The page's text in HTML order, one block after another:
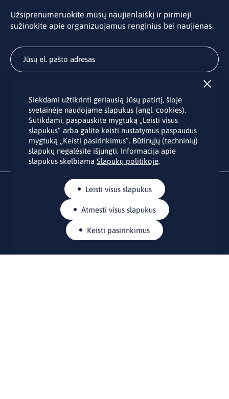
Užsiprenumeruokite mūsų naujienlaiškį ir pirmieji
sužinokite apie organizuojamus renginius bei naujienas.
Užsakydami LINO biuro naujienlaiškį Jūs sutinkate su Jūsų
asmens duomenų tvarkymu pateiktu “Privatumo politikoje
Siekdami užtikrinti geriausią Jūsų patirtį, šioje
svetainėje naudojame slapukus (angl. cookies).
Sutikdami, paspauskite mygtuką „Leisti visus
slapukus“ arba galite keisti nustatymus paspaudus
mygtuką „Keisti pasirinkimus“. Būtinųjų (techninių)
slapukų negalėsite išjungti. Informacija apie
slapukus skelbiama Slapukų politikoje.
Leisti visus slapukus
Atmesti visus slapukus
Keisti pasirinkimus